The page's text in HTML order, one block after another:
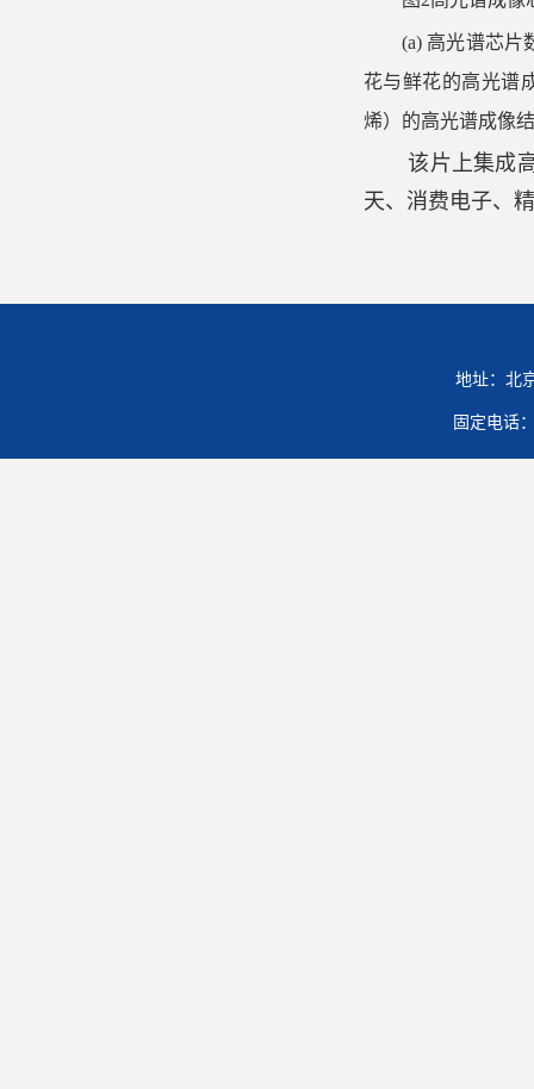
(a) 高光谱芯片
花与鲜花的高光谱
烯）的高光谱成像
该片上集成
天、消费电子、
地址：北
固定电话